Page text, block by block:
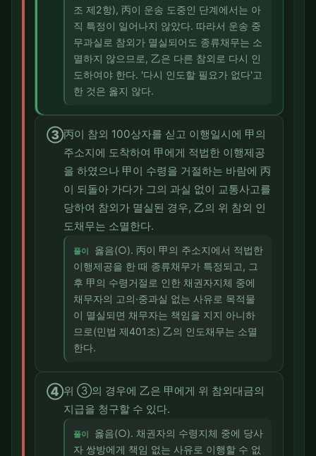
조 제2항), 丙이 운송 도중인 단계에서는 아
직 특정이 일어나지 않았다. 따라서 운송 중
무과실로 참외가 멸실되어도 종류채무는 소
멸하지 않으므로, 乙은 다른 참외로 다시 인
도하여야 한다. '다시 인도할 필요가 없다'고
한 것은 옳지 않다.
③丙이 참외 100상자를 싣고 이행일시에 甲의
주소지에 도착하여 甲에게 적법한 이행제공
을 하였으나 甲이 수령을 거절하는 바람에 丙
이 되돌아 가다가 그의 과실 없이 교통사고를
당하여 참외가 멸실된 경우, 乙의 위 참외 인
도채무는 소멸한다.
풀이
옳음(○). 丙이 甲의 주소지에서 적법한
이행제공을 한 때 종류채무가 특정되고, 그
후 甲의 수령거절로 인한 채권자지체 중에
채무자의 고의·중과실 없는 사유로 목적물
이 멸실되면 채무자는 책임을 지지 아니하
므로(민법 제401조) 乙의 인도채무는 소멸
한다.
④위 ③의 경우에 乙은 甲에게 위 참외대금의
지급을 청구할 수 있다.
풀이
옳음(○). 채권자의 수령지체 중에 당사
자 쌍방에게 책임 없는 사유로 이행할 수 없